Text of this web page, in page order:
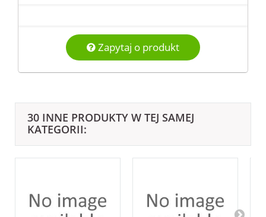
Zapytaj o produkt
30 INNE PRODUKTY W TEJ SAMEJ
KATEGORII: